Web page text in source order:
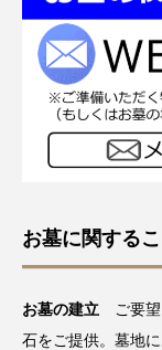
お墓に関する
お墓の建立 ご要望
石をご提供。墓地